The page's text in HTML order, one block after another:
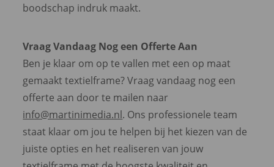
boodschap indruk maakt.
Vraag Vandaag Nog een Offerte Aan
Ben je klaar om op te vallen met een op maat
gemaakt textielframe? Vraag vandaag nog een
offerte aan door te mailen naar
info@martinimedia.nl. Ons professionele team
staat klaar om jou te helpen bij het kiezen van de
juiste opties en het realiseren van jouw